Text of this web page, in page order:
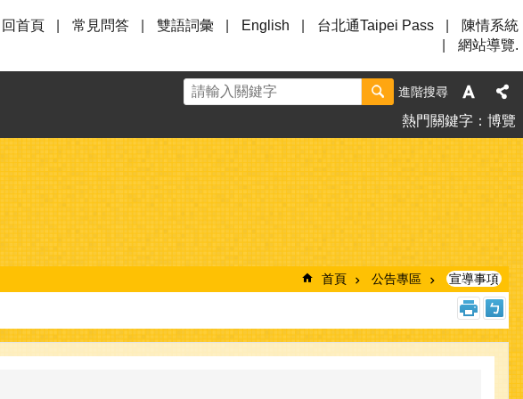
回首頁
常見問答 雙語詞彙 English 台北通Taipei Pass
陳情系統
網站導覽.
進階搜尋
熱門關鍵字 博覽
首頁 公告專區 宣導事項